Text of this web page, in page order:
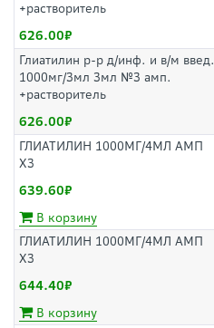
+растворитель
626.00
Глиатилин р-р д/инф. и в/м введ.
1000мг/3мл 3мл №3 амп.
+растворитель
626.00
ГЛИАТИЛИН 1000МГ/4МЛ АМП
Х3
639.60
В корзину
ГЛИАТИЛИН 1000МГ/4МЛ АМП
Х3
644.40
В корзину